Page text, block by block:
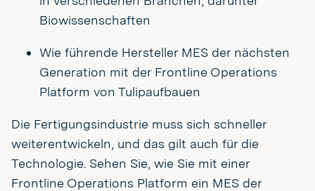
Biowissenschaften
Wie führende Hersteller MES der nächsten
Generation mit der Frontline Operations
Platform von Tulipaufbauen
Die Fertigungsindustrie muss sich schneller
weiterentwickeln, und das gilt auch für die
Technologie. Sehen Sie, wie Sie mit einer
Frontline Operations Platform ein MES der